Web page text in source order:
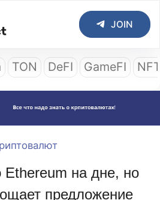
JOIN
TON DeFI GameFI
Ethereum на дне, но
предложение